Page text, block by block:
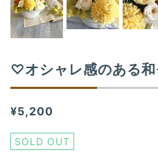
♡オシャレ感のある
¥5,200
SOLD OUT